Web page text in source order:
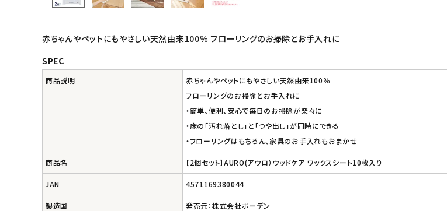
フード・ドリンク
オリジナルブランド
ナチュラムーン
赤ちゃんやペットにもやさしい天然由来100％ フローリングのお掃除とお手入れに
SPEC
商品説明
赤ちゃんやペットにもやさしい天然由来100％
フローリングのお掃除とお手入れに
・簡単、便利、安心で毎日のお掃除が楽々に
・床の「汚れ落とし」と「つや出し」が同時にできる
・フローリングはもちろん、家具のお手入れもおまかせ
商品名 【2個セット】AURO(アウロ）ウッドケア ワックスシート10枚入り
JAN 4571169380044
製造国
発売元：株式会社ボーデン